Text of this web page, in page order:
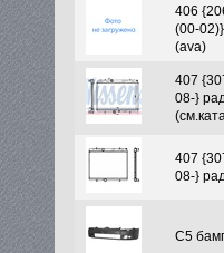
406
(00-
(ava)
407
08-}
407
08-}
C5